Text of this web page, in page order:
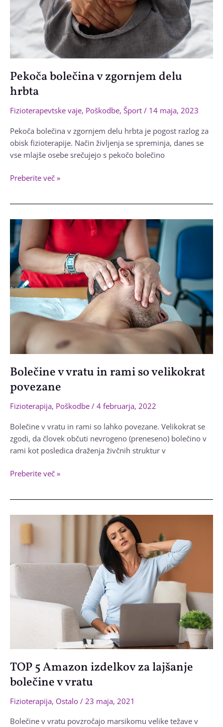
Pekoča bolečina v zgornjem delu
hrbta
Fizioterapevtske vaje, Poškodbe, Šport / 14 maja, 2023
Pekoča bolečina v zgornjem delu hrbta je pogost razlog za
obisk fizioterapije. Način življenja se spreminja, danes se
vse mlajše osebe srečujejo s pekočo bolečino
Pekoča
delu
hrbta
Preberite več »
Bolečine v vratu in rami so velikokrat
povezane
Fizioterapija, Poškodbe / 4 februarja, 2022
Bolečine v vratu in rami so lahko povezane. Velikokrat se
zgodi, da človek občuti nevrogeno (preneseno) bolečino v
rami kot posledica draženja živčnih struktur v
Bolečine
velikokrat
Preberite več »
TOP 5 Amazon izdelkov za lajšanje
bolečine v vratu
Fizioterapija, Ostalo / 23 maja, 2021
Bolečine v vratu povzročajo marsikomu velike težave v